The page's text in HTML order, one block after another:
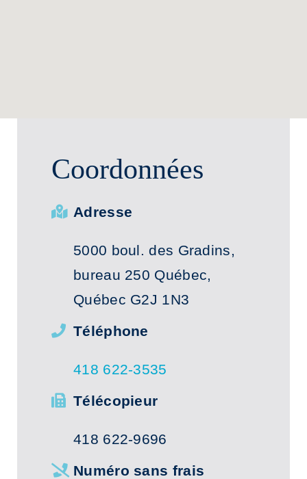
Boutique
Coordonnées
Adresse
5000 boul. des Gradins,
bureau 250 Québec,
Québec G2J 1N3
Téléphone
418 622-3535
Télécopieur
418 622-9696
Numéro sans frais